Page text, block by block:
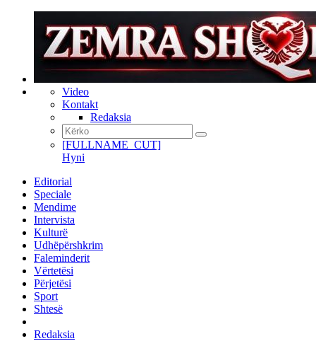
Video
Kontakt
Redaksia
[FULLNAME_CUT]
Hyni
Editorial
Speciale
Mendime
Intervista
Kulturë
Udhëpërshkrim
Faleminderit
Vërtetësi
Përjetësi
Sport
Shtesë
Redaksia